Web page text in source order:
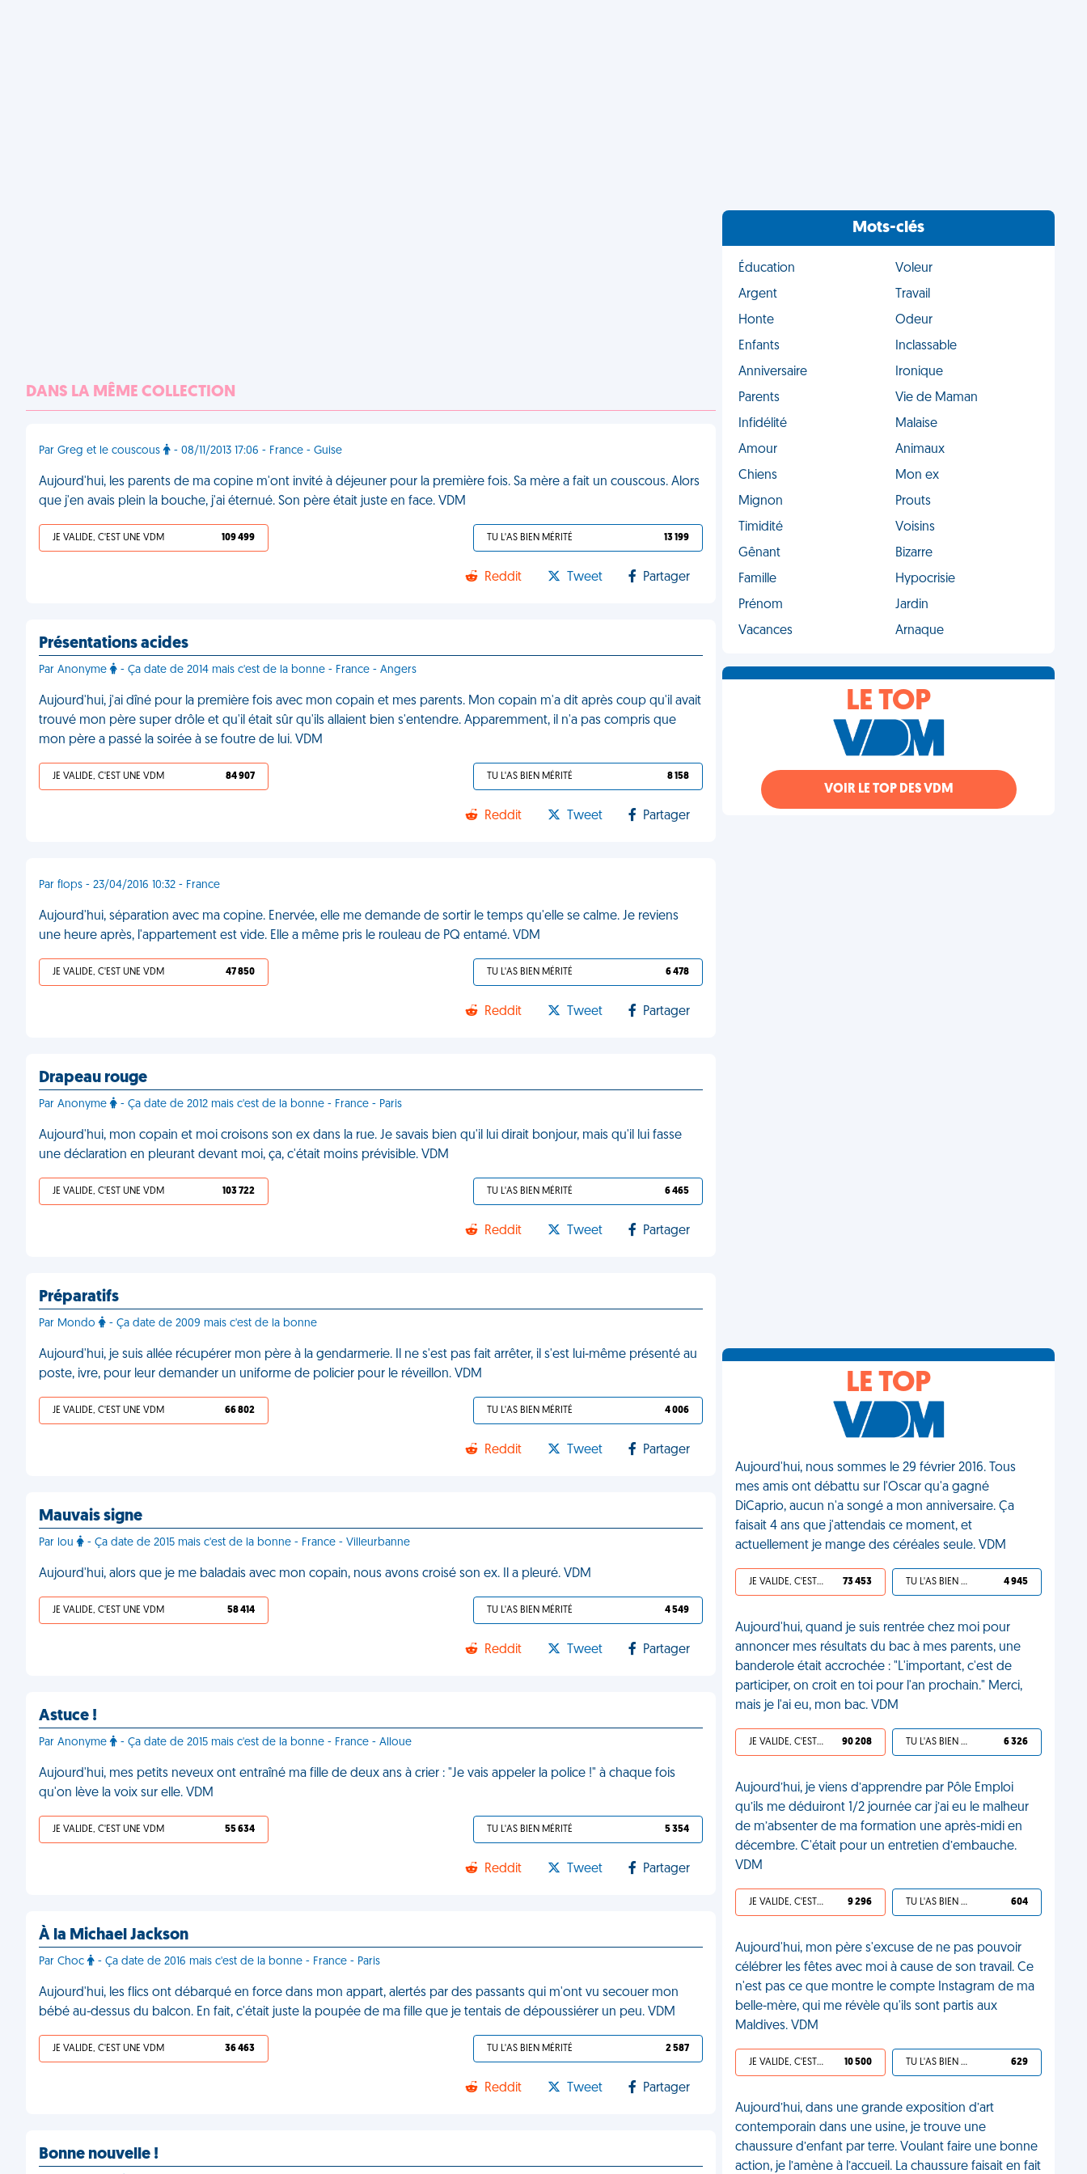
DANS LA MÊME COLLECTION
Par Greg et le couscous - 08/11/2013 17:06 - France - Guise
Aujourd'hui, les parents de ma copine m'ont invité à déjeuner pour la première fois. Sa mère a fait un couscous. Alors
que j'en avais plein la bouche, j'ai éternué. Son père était juste en face. VDM
JE VALIDE, C'EST UNE VDM 109 499 TU L'AS BIEN MÉRITÉ 13 199
Reddit Tweet Partager
Présentations acides
Par Anonyme - Ça date de 2014 mais c'est de la bonne - France - Angers
Aujourd'hui, j'ai dîné pour la première fois avec mon copain et mes parents. Mon copain m'a dit après coup qu'il avait
trouvé mon père super drôle et qu'il était sûr qu'ils allaient bien s'entendre. Apparemment, il n'a pas compris que
mon père a passé la soirée à se foutre de lui. VDM
JE VALIDE, C'EST UNE VDM 84 907 TU L'AS BIEN MÉRITÉ 8 158
Reddit Tweet Partager
Par flops - 23/04/2016 10:32 - France
Aujourd'hui, séparation avec ma copine. Enervée, elle me demande de sortir le temps qu'elle se calme. Je reviens
une heure après, l'appartement est vide. Elle a même pris le rouleau de PQ entamé. VDM
JE VALIDE, C'EST UNE VDM 47 850 TU L'AS BIEN MÉRITÉ 6 478
Reddit Tweet Partager
Drapeau rouge
Par Anonyme - Ça date de 2012 mais c'est de la bonne - France - Paris
Aujourd'hui, mon copain et moi croisons son ex dans la rue. Je savais bien qu'il lui dirait bonjour, mais qu'il lui fasse
une déclaration en pleurant devant moi, ça, c'était moins prévisible. VDM
JE VALIDE, C'EST UNE VDM 103 722 TU L'AS BIEN MÉRITÉ 6 465
Reddit Tweet Partager
Préparatifs
Par Mondo - Ça date de 2009 mais c'est de la bonne
Aujourd'hui, je suis allée récupérer mon père à la gendarmerie. Il ne s'est pas fait arrêter, il s'est lui-même présenté au
poste, ivre, pour leur demander un uniforme de policier pour le réveillon. VDM
JE VALIDE, C'EST UNE VDM 66 802 TU L'AS BIEN MÉRITÉ 4 006
Reddit Tweet Partager
Mauvais signe
Par lou - Ça date de 2015 mais c'est de la bonne - France - Villeurbanne
Aujourd'hui, alors que je me baladais avec mon copain, nous avons croisé son ex. Il a pleuré. VDM
JE VALIDE, C'EST UNE VDM 58 414 TU L'AS BIEN MÉRITÉ 4 549
Reddit Tweet Partager
Astuce !
Par Anonyme - Ça date de 2015 mais c'est de la bonne - France - Alloue
Aujourd'hui, mes petits neveux ont entraîné ma fille de deux ans à crier : "Je vais appeler la police !" à chaque fois
qu'on lève la voix sur elle. VDM
JE VALIDE, C'EST UNE VDM 55 634 TU L'AS BIEN MÉRITÉ 5 354
Reddit Tweet Partager
À la Michael Jackson
Par Choc - Ça date de 2016 mais c'est de la bonne - France - Paris
Aujourd'hui, les flics ont débarqué en force dans mon appart, alertés par des passants qui m'ont vu secouer mon
bébé au-dessus du balcon. En fait, c'était juste la poupée de ma fille que je tentais de dépoussiérer un peu. VDM
JE VALIDE, C'EST UNE VDM 36 463 TU L'AS BIEN MÉRITÉ 2 587
Reddit Tweet Partager
Bonne nouvelle !
Mots-clés
Éducation
Voleur
Argent
Travail
Honte
Odeur
Enfants
Inclassable
Anniversaire
Ironique
Parents
Vie de Maman
Infidélité
Malaise
Amour
Animaux
Chiens
Mon ex
Mignon
Prouts
Timidité
Voisins
Gênant
Bizarre
Famille
Hypocrisie
Prénom
Jardin
Vacances
Arnaque
LE TOP
VOIR LE TOP DES VDM
LE TOP
Aujourd'hui, nous sommes le 29 février 2016. Tous
mes amis ont débattu sur l'Oscar qu'a gagné
DiCaprio, aucun n'a songé a mon anniversaire. Ça
faisait 4 ans que j'attendais ce moment, et
actuellement je mange des céréales seule. VDM
JE VALIDE, C'EST UNE VDM 73 453 TU L'AS BIEN MÉRITÉ 4 945
Aujourd'hui, quand je suis rentrée chez moi pour
annoncer mes résultats du bac à mes parents, une
banderole était accrochée : "L'important, c'est de
participer, on croit en toi pour l'an prochain." Merci,
mais je l'ai eu, mon bac. VDM
JE VALIDE, C'EST UNE VDM 90 208 TU L'AS BIEN MÉRITÉ 6 326
Aujourd’hui, je viens d’apprendre par Pôle Emploi
qu’ils me déduiront 1/2 journée car j’ai eu le malheur
de m’absenter de ma formation une après-midi en
décembre. C'était pour un entretien d’embauche.
VDM
JE VALIDE, C'EST UNE VDM 9 296 TU L'AS BIEN MÉRITÉ 604
Aujourd'hui, mon père s'excuse de ne pas pouvoir
célébrer les fêtes avec moi à cause de son travail. Ce
n'est pas ce que montre le compte Instagram de ma
belle-mère, qui me révèle qu'ils sont partis aux
Maldives. VDM
JE VALIDE, C'EST UNE VDM 10 500 TU L'AS BIEN MÉRITÉ 629
Aujourd’hui, dans une grande exposition d’art
contemporain dans une usine, je trouve une
chaussure d’enfant par terre. Voulant faire une bonne
action, je l’amène à l’accueil. La chaussure faisait en fait